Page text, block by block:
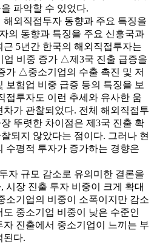
파악할 수 있었다.
외직접투자 동향과 주요 특징을
의 동향과 특징을 주요 신흥국과
5년간 한국의 해외직접투자는
비중 증가 △제3국 진출 급증을
가 △중소기업의 수출 촉진 및 저
험업 비중 급증 등의 특징을 보
접투자도 이런 추세와 유사한 움
가 관찰되었다. 전체 해외직접투
뚜렷한 차이점은 제3국 진출 확
되지 않았다는 점이다. 그러나 현
수평적 투자가 증가하는 경향은
자 규모 감소로 유의미한 결론을
시장 진출 투자 비중이 크게 확대
소기업의 비중이 소폭이지만 감소
중소기업 비중이 낮은 수준인
진출에서 중소기업이 느끼는 부
된다.